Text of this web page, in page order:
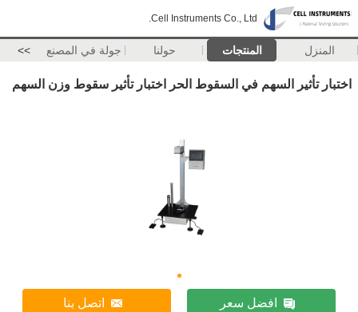
Cell Instruments Co., Ltd.
المنزل المنتجات حولنا جولة في المصنع >>
اختبار تأثير السهم في السقوط الحر اختبار تأثير سقوط وزن السهم
افضل سعر اتصل بنا